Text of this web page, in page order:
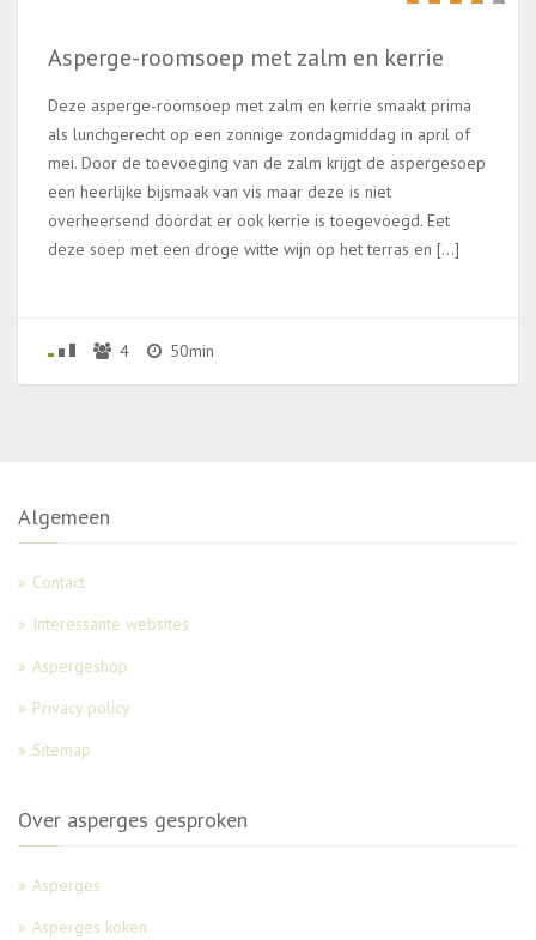
Asperge-roomsoep met zalm en kerrie
Deze asperge-roomsoep met zalm en kerrie smaakt prima
als lunchgerecht op een zonnige zondagmiddag in april of
mei. Door de toevoeging van de zalm krijgt de aspergesoep
een heerlijke bijsmaak van vis maar deze is niet
overheersend doordat er ook kerrie is toegevoegd. Eet
deze soep met een droge witte wijn op het terras en […]
4 50min
Algemeen
Contact
Interessante websites
Aspergeshop
Privacy policy
Sitemap
Over asperges gesproken
Asperges
Asperges koken